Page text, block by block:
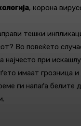
, корона
тешки
Во повеќето
при
имаат
ги напаѓа